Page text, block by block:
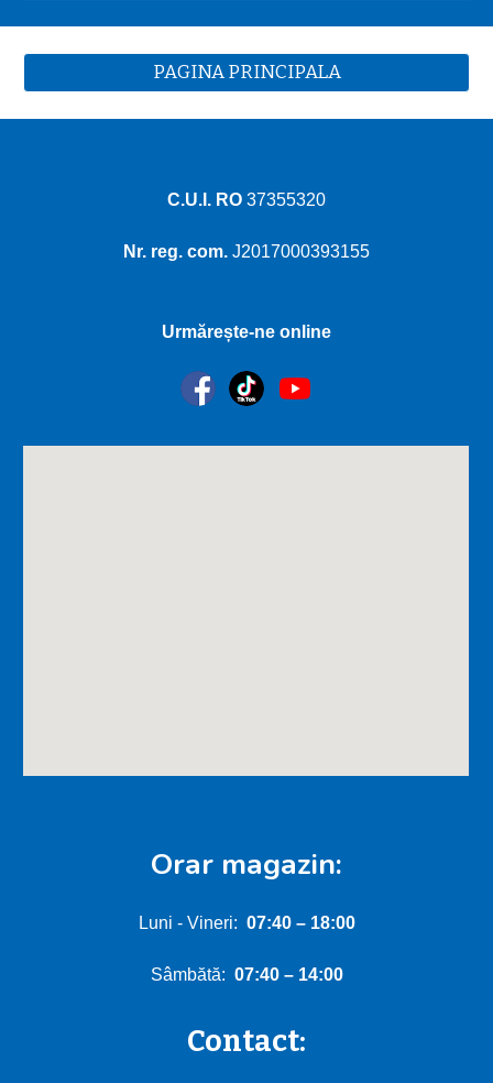
PAGINA PRINCIPALA
C.U.I. RO 37355320
Nr. reg. com. J2017000393155
Urmărește-ne online
Orar magazin:
Luni - Vineri: 07:40– 18:00
Sâmbătă: 07:40 – 14:00
Contact: